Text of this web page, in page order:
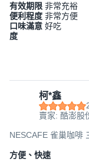
有效期限 非常充裕
便利程度 非常方便
口味滿意
度
好吃
柯*鑫
賣家: 酷澎股
NESCAFE 雀巢咖啡
方便、快速